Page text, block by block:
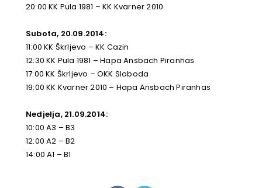
20:00 KK Pula 1981 – KK Kvarner 2010
Subota, 20.09.2014:
11:00 KK Škrljevo – KK Cazin
12:30 KK Pula 1981 – Hapa Ansbach Piranhas
17:00 KK Škrljevo – OKK Sloboda
19:00 KK Kvarner 2010 – Hapa Ansbach Piranhas
Nedjelja, 21.09.2014:
10:00 A3 – B3
12:00 A2 – B2
14:00 A1 – B1